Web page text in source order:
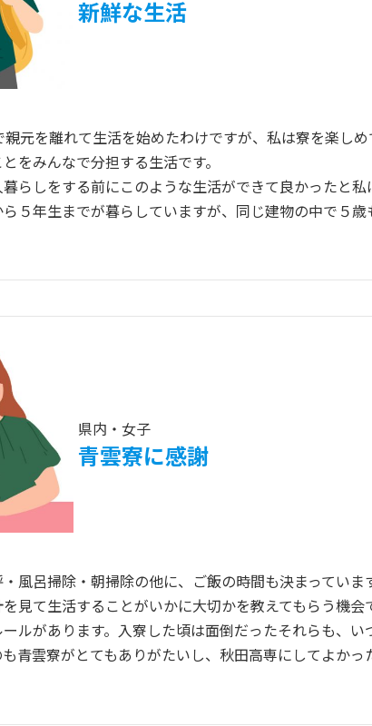
新鮮な生活
親元を離れて生活を始めたわけですが、私は寮を楽し
をみんなで分担する生活です。
らしをする前にこのような生活ができて良かったと私
５年生までが暮らしていますが、同じ建物の中で５
県内・女子
青雲寮に感謝
風呂掃除・朝掃除の他に、ご飯の時間も決まってい
見て生活することがいかに大切かを教えてもらう機会
ルがあります。入寮した頃は面倒だったそれらも、
青雲寮がとてもありがたいし、秋田高専にしてよかっ